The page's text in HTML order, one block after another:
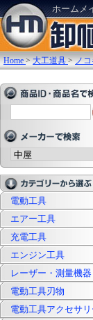
ホームメ
Home >大工道具 >ノ
電動工具
エアー工具
充電工具
エンジン工具
レーザー・測量機器
電動工具刃物
電動工具アクセサリ